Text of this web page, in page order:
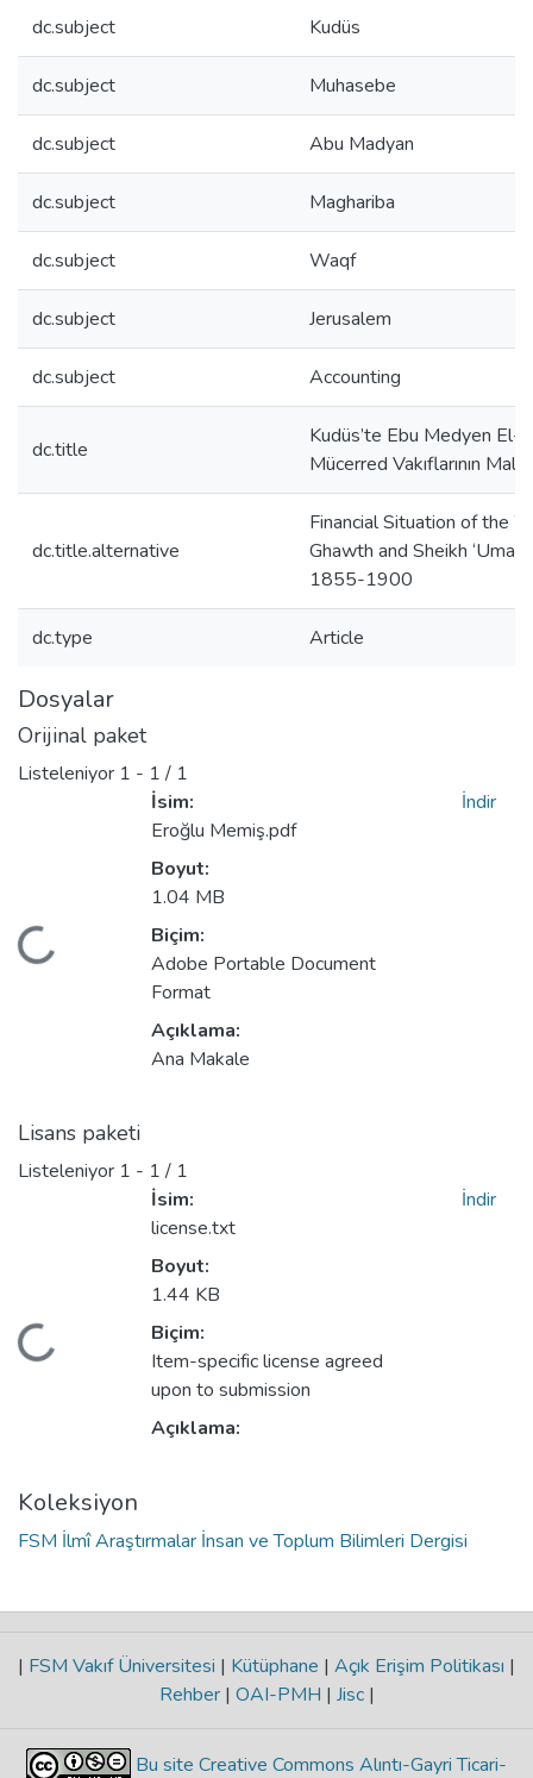
dc.subject Kudüs
dc.subject Muhasebe
dc.subject Abu Madyan
dc.subject Maghariba
dc.subject Waqf
dc.subject Jerusalem
dc.subject Accounting
dc.title
Kudüs’te Ebu Medyen El-
Mücerred Vakıflarının
dc.title.alternative
Financial Situation of the
Ghawth and Sheikh
1855-1900
dc.type Article
Dosyalar
Orijinal paket
Listeleniyor 1 - 1 / 1
İsim:
Eroğlu Memiş.pdf
Boyut:
1.04 MB
Biçim:
Adobe Portable Document
Format
Açıklama:
Ana Makale
İndir
Lisans paketi
Listeleniyor 1 - 1 / 1
İsim:
license.txt
Boyut:
1.44 KB
Biçim:
Item-specific license agreed
upon to submission
Açıklama:
İndir
Koleksiyon
FSM İlmî Araştırmalar İnsan ve Toplum Bilimleri Dergisi
| FSM Vakıf Üniversitesi | Kütüphane | Açık Erişim Politikası |
Rehber | OAI-PMH | Jisc |
Bu site Creative Commons Alıntı-Gayri Ticari-